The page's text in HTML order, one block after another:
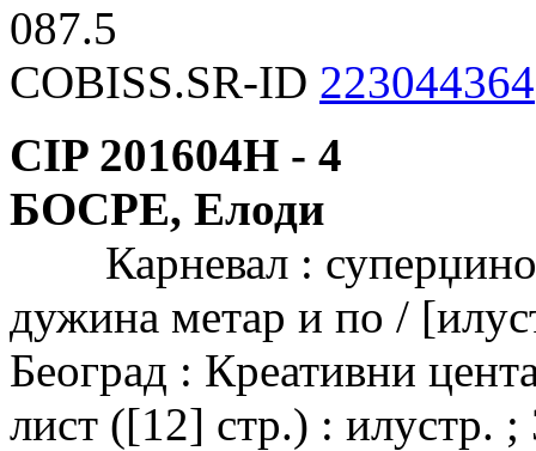
087.5
COBISS.SR-ID 223044364
CIP 201604Н - 4
БОСРЕ, Елоди
Карневал :
дужина метар и по /
Београд : Креативни
лист ([12] стр.) : илустр. ;